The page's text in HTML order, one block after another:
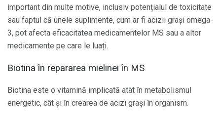
important din multe motive, inclusiv potențialul de toxicitate
sau faptul că unele suplimente, cum ar fi acizii grași omega-
3, pot afecta eficacitatea medicamentelor MS sau a altor
medicamente pe care le luați.
Biotina în repararea mielinei în MS
Biotina este o vitamină implicată atât în ​​metabolismul
energetic, cât și în crearea de acizi grași în organism.